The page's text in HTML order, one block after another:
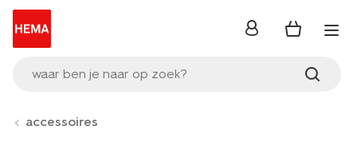
waar ben je naar op zoek?
inloggen
accessoires